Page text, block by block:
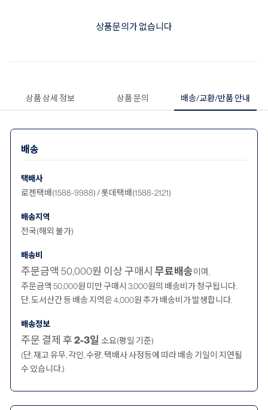
상품문의가 없습니다
상품 상세 정보 상품 문의 배송/교환/반품 안내
배송
택배사
로젠택배(1588-9988) / 롯데택배(1588-2121)
배송지역
전국(해외 불가)
배송비
주문금액 50,000원 이상 구매시 무료배송이며,
주문금액 50,000원 미만 구매시 3,000원의 배송비가 청구됩니다.
단, 도서산간 등 배송 지역은 4,000원 추가 배송비가 발생합니다.
배송정보
주문 결제 후2-3일 소요(평일 기준)
(단, 재고 유무, 각인, 수량, 택배사 사정등에 따라 배송 기일이 지연될
수 있습니다.)